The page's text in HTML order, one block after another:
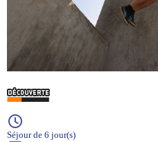
Séjour de 6 jour(s)